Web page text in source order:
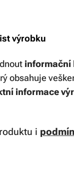
výrobku
informační
obsahuje
informace
i